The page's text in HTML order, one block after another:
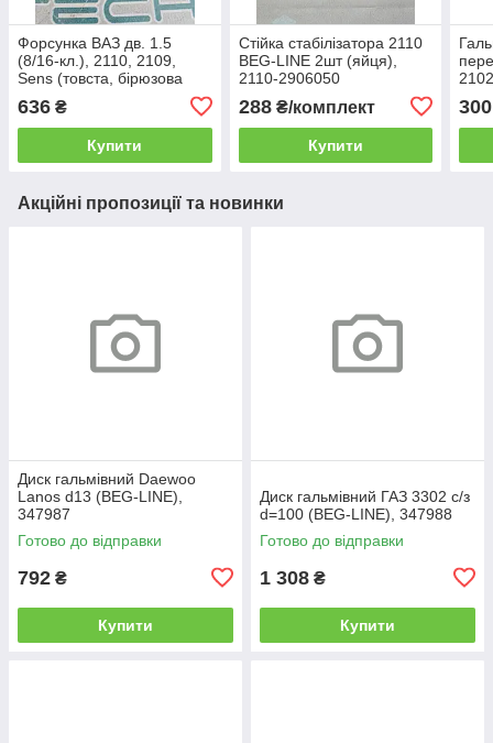
Форсунка ВАЗ дв. 1.5
(8/16-кл.), 2110, 2109,
Sens (товста, бірюзова
0280150996
636 ₴
Купити
Стійка стабілізатора 2110
BEG-LINE 2шт (яйця),
2110-2906050
288₴/комплект
Купити
96
300
Акційні пропозиції та новинки
Диск гальмівний Daewoo
Lanos d13 (BEG-LINE),
347987
Готово до відправки
792 ₴
Купити
Диск гальмівний ГАЗ 3302 с/з
d=100 (BEG-LINE), 347988
Готово до відправки
1 308 ₴
Купити